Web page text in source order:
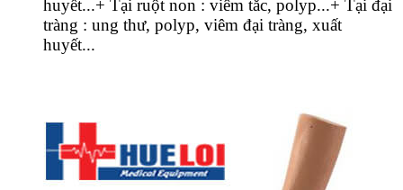
huyết...+ Tại ruột non : viêm tắc, polyp...+ Tại đại
tràng : ung thư, polyp, viêm đại tràng, xuất
huyết...